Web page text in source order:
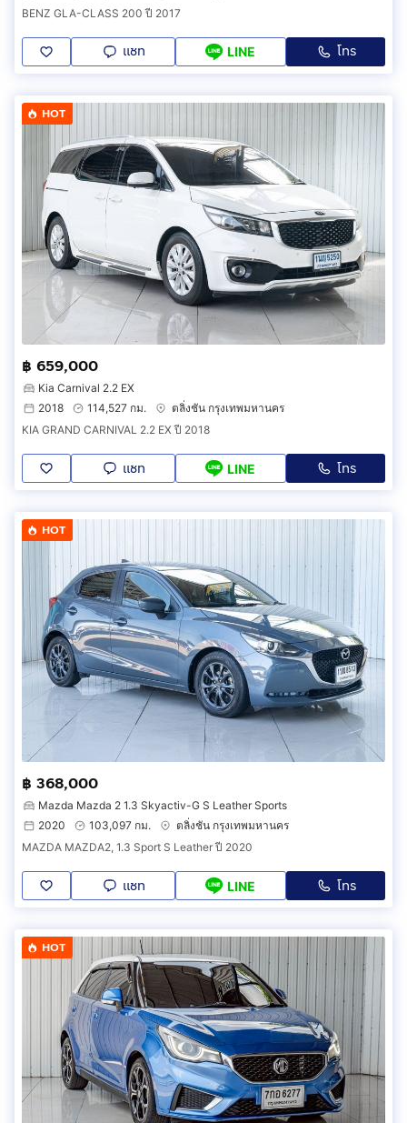
BENZ GLA-CLASS 200 ปี 2017
แชท LINE โทร
HOT
฿ 659,000
Kia Carnival 2.2 EX
2018
114,527 กม.
ตลิ่งชัน กรุงเทพมหานคร
KIA GRAND CARNIVAL 2.2 EX ปี 2018
แชท LINE โทร
HOT
฿ 368,000
Mazda Mazda 2 1.3 Skyactiv-G S Leather Sports
2020
103,097 กม.
ตลิ่งชัน กรุงเทพมหานคร
MAZDA MAZDA2, 1.3 Sport S Leather ปี 2020
แชท LINE โทร
HOT